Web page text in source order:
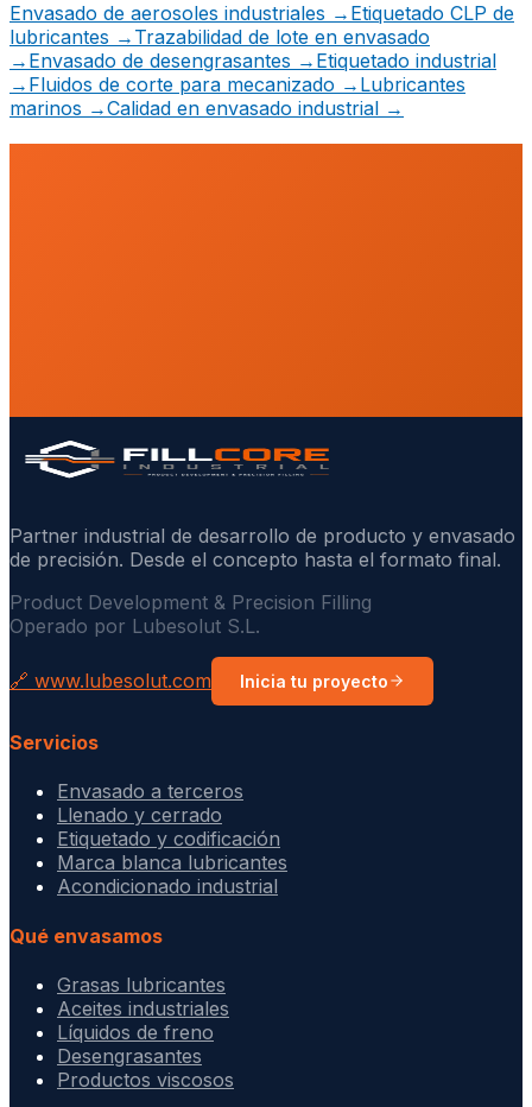
Envasado de aerosoles industriales → Etiquetado CLP de
lubricantes → Trazabilidad de lote en envasado
→ Envasado de desengrasantes → Etiquetado industrial
→ Fluidos de corte para mecanizado → Lubricantes
marinos →Calidad en envasado industrial →
Partner industrial de desarrollo de producto y envasado
de precisión. Desde el concepto hasta el formato final.
Product Development & Precision Filling
Operado por Lubesolut S.L.
🔗 www.lubesolut.com Inicia tu proyecto
Servicios
Envasado a terceros
Llenado y cerrado
Etiquetado y codificación
Marca blanca lubricantes
Acondicionado industrial
Qué envasamos
Grasas lubricantes
Aceites industriales
Líquidos de freno
Desengrasantes
Productos viscosos